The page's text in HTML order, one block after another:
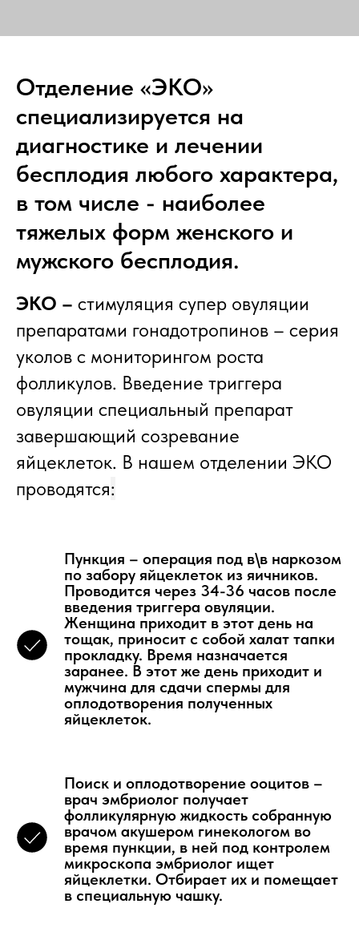
Отделение «ЭКО»
специализируется на
диагностике и лечении
бесплодия любого характера,
в том числе - наиболее
тяжелых форм женского и
мужского бесплодия.
ЭКО – стимуляция супер овуляции
препаратами гонадотропинов – серия
уколов с мониторингом роста
фолликулов. Введение триггера
овуляции специальный препарат
завершающий созревание
яйцеклеток. В нашем отделении ЭКО
проводятся:
Пункция – операция под в\в наркозом
по забору яйцеклеток из яичников.
Проводится через 34-36 часов после
введения триггера овуляции.
Женщина приходит в этот день на
тощак, приносит с собой халат тапки
прокладку. Время назначается
заранее. В этот же день приходит и
мужчина для сдачи спермы для
оплодотворения полученных
яйцеклеток.
Поиск и оплодотворение ооцитов –
врач эмбриолог получает
фолликулярную жидкость собранную
врачом акушером гинекологом во
время пункции, в ней под контролем
микроскопа эмбриолог ищет
яйцеклетки. Отбирает их и помещает
в специальную чашку.